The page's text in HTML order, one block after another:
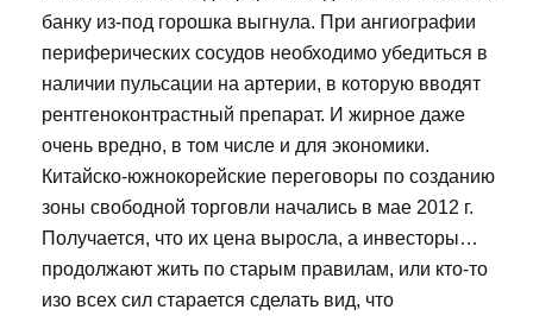
банку из-под горошка выгнула. При ангиографии
периферических сосудов необходимо убедиться в
наличии пульсации на артерии, в которую вводят
рентгеноконтрастный препарат. И жирное даже
очень вредно, в том числе и для экономики.
Китайско-южнокорейские переговоры по созданию
зоны свободной торговли начались в мае 2012 г.
Получается, что их цена выросла, а инвесторы…
продолжают жить по старым правилам, или кто-то
изо всех сил старается сделать вид, что